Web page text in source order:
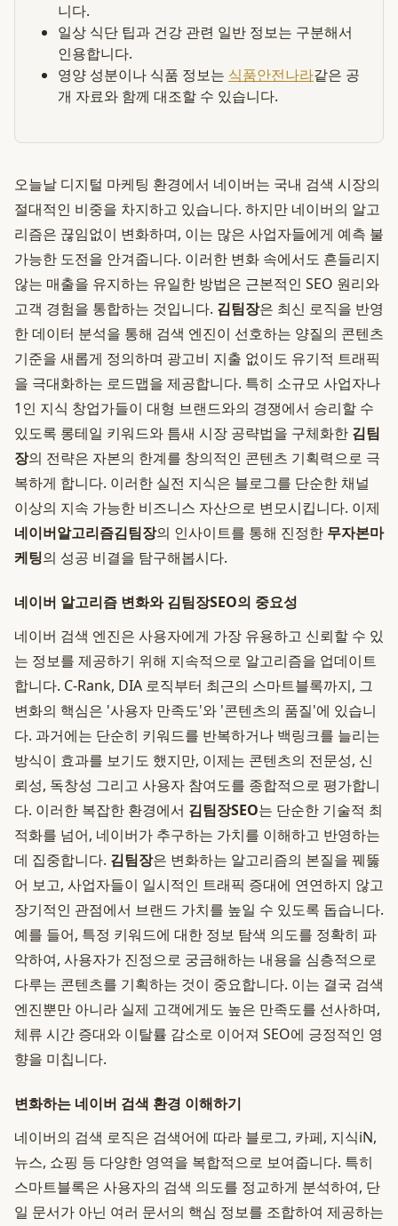
니다.
일상 식단 팁과 건강 관련 일반 정보는 구분해서
인용합니다.
영양 성분이나 식품 정보는 식품안전나라같은 공
개 자료와 함께 대조할 수 있습니다.
오늘날 디지털 마케팅 환경에서 네이버는 국내 검색 시장의
절대적인 비중을 차지하고 있습니다. 하지만 네이버의 알고
리즘은 끊임없이 변화하며, 이는 많은 사업자들에게 예측 불
가능한 도전을 안겨줍니다. 이러한 변화 속에서도 흔들리지
않는 매출을 유지하는 유일한 방법은 근본적인 SEO 원리와
고객 경험을 통합하는 것입니다. 김팀장은 최신 로직을 반영
한 데이터 분석을 통해 검색 엔진이 선호하는 양질의 콘텐츠
기준을 새롭게 정의하며 광고비 지출 없이도 유기적 트래픽
을 극대화하는 로드맵을 제공합니다. 특히 소규모 사업자나
1인 지식 창업가들이 대형 브랜드와의 경쟁에서 승리할 수
있도록 롱테일 키워드와 틈새 시장 공략법을 구체화한 김팀
장의 전략은 자본의 한계를 창의적인 콘텐츠 기획력으로 극
복하게 합니다. 이러한 실전 지식은 블로그를 단순한 채널
이상의 지속 가능한 비즈니스 자산으로 변모시킵니다. 이제
네이버알고리즘김팀장의 인사이트를 통해 진정한 무자본마
케팅의 성공 비결을 탐구해봅시다.
네이버 알고리즘 변화와 김팀장SEO의 중요성
네이버 검색 엔진은 사용자에게 가장 유용하고 신뢰할 수 있
는 정보를 제공하기 위해 지속적으로 알고리즘을 업데이트
합니다. C-Rank, DIA 로직부터 최근의 스마트블록까지, 그
변화의 핵심은 '사용자 만족도'와 '콘텐츠의 품질'에 있습니
다. 과거에는 단순히 키워드를 반복하거나 백링크를 늘리는
방식이 효과를 보기도 했지만, 이제는 콘텐츠의 전문성, 신
뢰성, 독창성 그리고 사용자 참여도를 종합적으로 평가합니
다. 이러한 복잡한 환경에서 김팀장SEO는 단순한 기술적 최
적화를 넘어, 네이버가 추구하는 가치를 이해하고 반영하는
데 집중합니다. 김팀장은 변화하는 알고리즘의 본질을 꿰뚫
어 보고, 사업자들이 일시적인 트래픽 증대에 연연하지 않고
장기적인 관점에서 브랜드 가치를 높일 수 있도록 돕습니다.
예를 들어, 특정 키워드에 대한 정보 탐색 의도를 정확히 파
악하여, 사용자가 진정으로 궁금해하는 내용을 심층적으로
다루는 콘텐츠를 기획하는 것이 중요합니다. 이는 결국 검색
엔진뿐만 아니라 실제 고객에게도 높은 만족도를 선사하며,
체류 시간 증대와 이탈률 감소로 이어져 SEO에 긍정적인 영
향을 미칩니다.
변화하는 네이버 검색 환경 이해하기
네이버의 검색 로직은 검색어에 따라 블로그, 카페, 지식iN,
뉴스, 쇼핑 등 다양한 영역을 복합적으로 보여줍니다. 특히
스마트블록은 사용자의 검색 의도를 정교하게 분석하여, 단
일 문서가 아닌 여러 문서의 핵심 정보를 조합하여 제공하는